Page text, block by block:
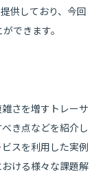
供しており、今回
できます。
さを増すトレーサ
き点などを紹介し
スを利用した実例
ける様々な課題解